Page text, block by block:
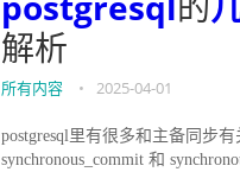
解析
所有内容 • 2025-04-01
postgresql里有很多和主备同步
synchronous_commit 和